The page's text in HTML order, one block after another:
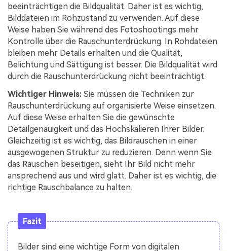
beeinträchtigen die Bildqualität. Daher ist es wichtig,
Bilddateien im Rohzustand zu verwenden. Auf diese
Weise haben Sie während des Fotoshootings mehr
Kontrolle über die Rauschunterdrückung. In Rohdateien
bleiben mehr Details erhalten und die Qualität,
Belichtung und Sättigung ist besser. Die Bildqualität wird
durch die Rauschunterdrückung nicht beeinträchtigt.
Wichtiger Hinweis: Sie müssen die Techniken zur
Rauschunterdrückung auf organisierte Weise einsetzen.
Auf diese Weise erhalten Sie die gewünschte
Detailgenauigkeit und das Hochskalieren Ihrer Bilder.
Gleichzeitig ist es wichtig, das Bildrauschen in einer
ausgewogenen Struktur zu reduzieren. Denn wenn Sie
das Rauschen beseitigen, sieht Ihr Bild nicht mehr
ansprechend aus und wird glatt. Daher ist es wichtig, die
richtige Rauschbalance zu halten.
Fazit
Bilder sind eine wichtige Form von digitalen